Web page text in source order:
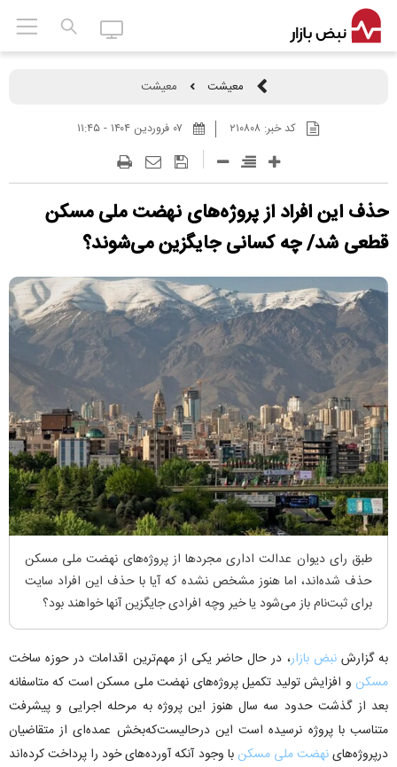
معیشت معیشت
کد خبر:۲۱۰۸۰۸ ۰۷ فروردين ۱۴۰۴ - ۱۱:۴۵
حذف این افراد از پروژه‌های نهضت ملی مسکن
قطعی شد/ چه کسانی جایگزین می‌شوند؟
طبق رای دیوان عدالت اداری مجرد‌ها از پروژه‌های نهضت ملی مسکن
حذف شده‌اند، اما هنوز مشخص نشده که آیا با حذف این افراد سایت
برای ثبت‌نام باز می‌شود یا خیر وچه افرادی جایگزین آنها خواهند بود؟
به گزارشنبض بازار، در حال حاضر یکی از مهم‌ترین اقدامات در حوزه ساخت
مسکن و افزایش تولید تکمیل پروژه‌های نهضت ملی مسکن است که متاسفانه
بعد از گذشت حدود سه سال هنوز این پروژه به مرحله اجرایی و پیشرفت
متناسب با پروژه نرسیده است این درحالیست‌که‌بخش عمده‌ای از متقاضیان
درپروژه‌هاینهضت ملی مسکن با وجود آنکه آورده‌های خود را پرداخت کرده‌اند